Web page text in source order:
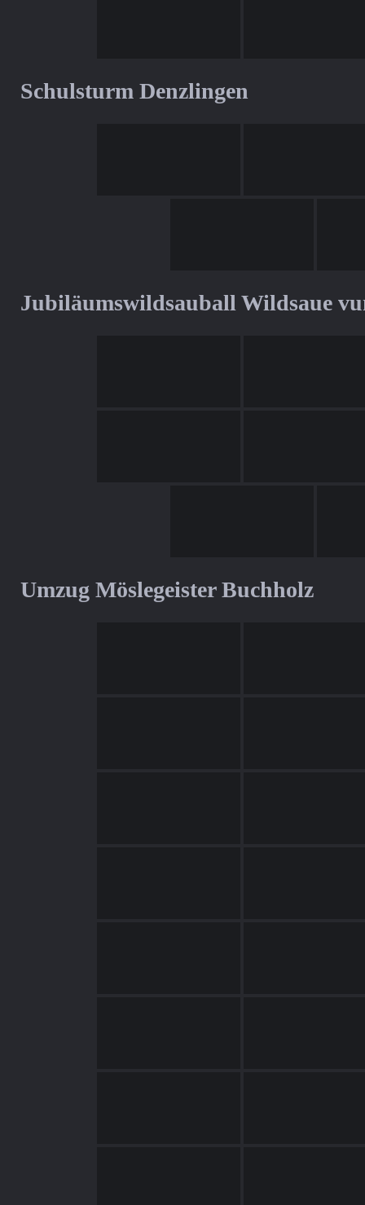
Schulsturm Denzlingen
Jubiläumswildsauball Wildsaue
Umzug Möslegeister Buchholz